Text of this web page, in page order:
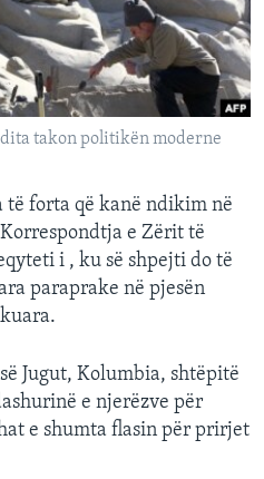
takon politikën moderne
të forta që kanë ndikim në
e Zërit të
i , ku së shpejti do të
paraprake në pjesën
Jugut, Kolumbia, shtëpitë
e njerëzve për
e shumta flasin për prirjet